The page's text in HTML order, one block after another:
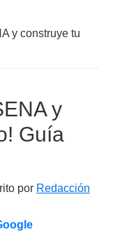
y construye tu
y
Guía
por Redacción